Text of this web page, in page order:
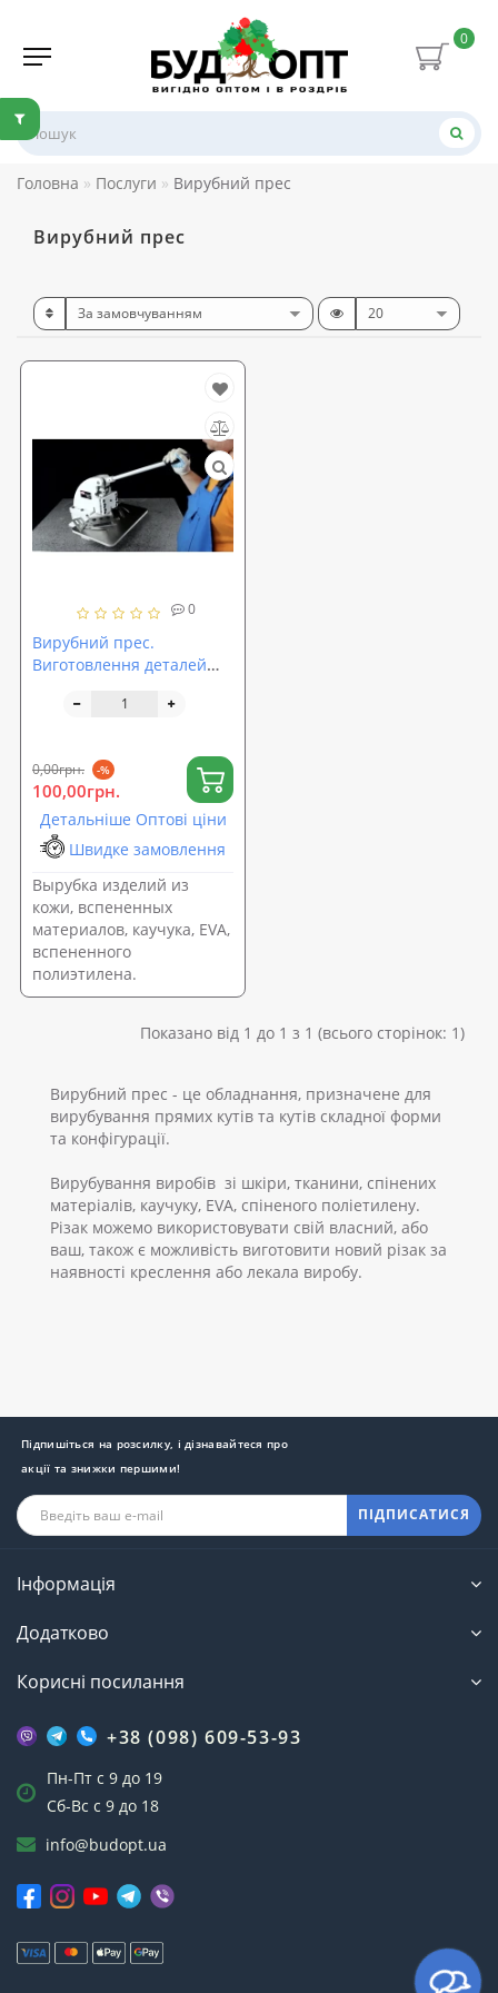
0
Головна Послуги Вирубний прес
Вирубний прес
0
Вирубний прес.
Виготовлення деталей
тканини.
0,00грн. -%
100,00грн.
Детальніше Оптові ціни
Швидке замовлення
Вырубка изделий из
кожи, вспененных
материалов, каучука, EVA,
вспененного
полиэтилена.
Показано від 1 до 1 з 1 (всього сторінок: 1)
Вирубний прес - це обладнання, призначене для
вирубування прямих кутів та кутів складної форми
та конфігурації.
Вирубування виробів зі шкіри, тканини, спінених
матеріалів, каучуку, EVA, спіненого поліетилену.
Різак можемо використовувати свій власний, або
ваш, також є можливість виготовити новий різак за
наявності креслення або лекала виробу.
Підпишіться на розсилку, і дізнавайтеся про
акції та знижки першими!
ПІДПИСАТИСЯ
Інформація
Додатково
Корисні посилання
+38 (098) 609-53-93
Пн-Пт с 9 до 19
Сб-Вс с 9 до 18
info@budopt.ua